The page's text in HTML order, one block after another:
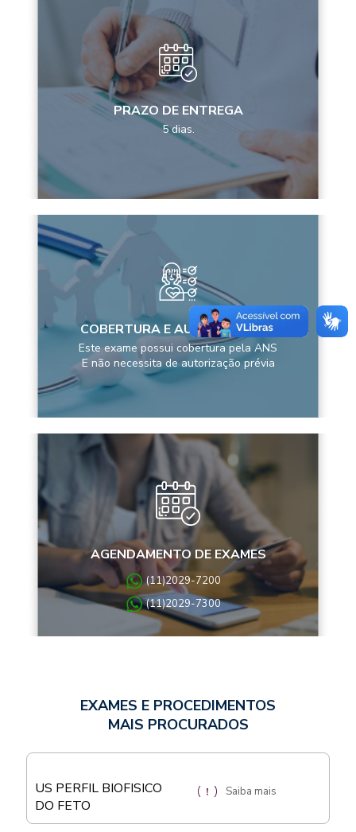
PRAZO DE ENTREGA
5 dias.
COBERTURA E AUTORIZAÇÕES
Este exame possui cobertura pela ANS
E não necessita de autorização prévia
AGENDAMENTO DE EXAMES
(11)2029-7200
(11)2029-7300
EXAMES E PROCEDIMENTOS
MAIS PROCURADOS
US PERFIL BIOFISICO
DO FETO
Saiba mais